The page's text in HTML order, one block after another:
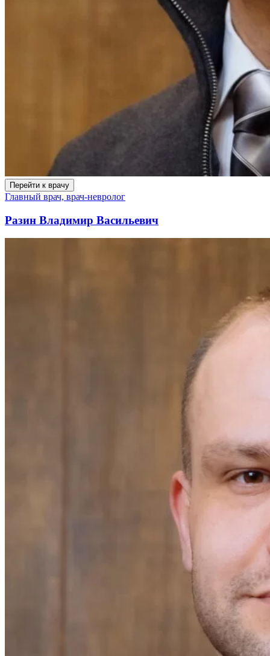
Перейти к врачу
Главный врач, врач-невролог
Разин Владимир Васильевич